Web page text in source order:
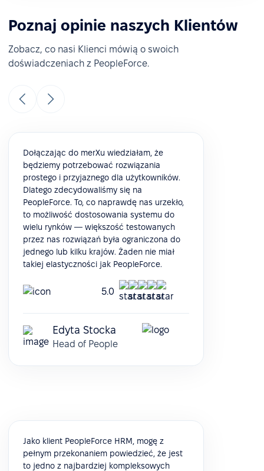
Poznaj opinie naszych Klientów
Zobacz, co nasi Klienci mówią o swoich
doświadczeniach z PeopleForce.
Dołączając do merXu wiedziałam, że
będziemy potrzebować rozwiązania
prostego i przyjaznego dla użytkowników.
Dlatego zdecydowaliśmy się na
PeopleForce. To, co naprawdę nas urzekło,
to możliwość dostosowania systemu do
wielu rynków — większość testowanych
przez nas rozwiązań była ograniczona do
jednego lub kilku krajów. Żaden nie miał
takiej elastyczności jak PeopleForce.
5.0
Edyta Stocka
Head of People
Jako klient PeopleForce HRM, mogę z
pełnym przekonaniem powiedzieć, że jest
to jedno z najbardziej kompleksowych